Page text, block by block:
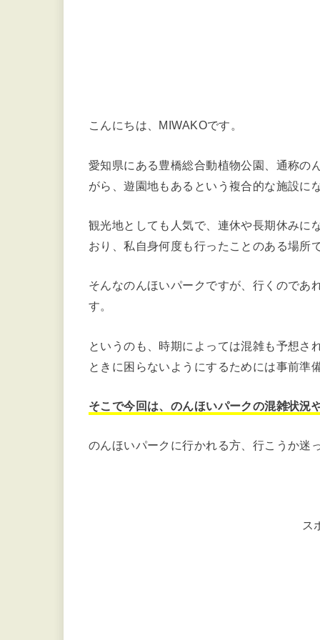
こんにちは、MIWAKOです。
愛知県にある豊橋総合動植物公園、通称の
がら、遊園地もあるという複合的な施設に
観光地としても人気で、連休や長期休みに
おり、私自身何度も行ったことのある場所
そんなのんほいパークですが、行くのであ
す。
というのも、時期によっては混雑も予想さ
ときに困らないようにするためには事前準
そこで今回は、のんほいパークの混雑状況
のんほいパークに行かれる方、行こうか迷
ス